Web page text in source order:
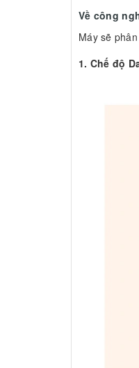
Về công
Máy sẽ
1. Chế độ